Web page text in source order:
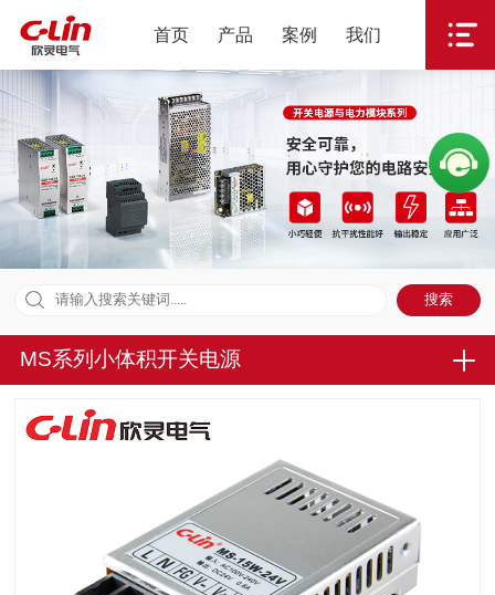
首页 产品 案例 我们
MS系列小体积开关电源